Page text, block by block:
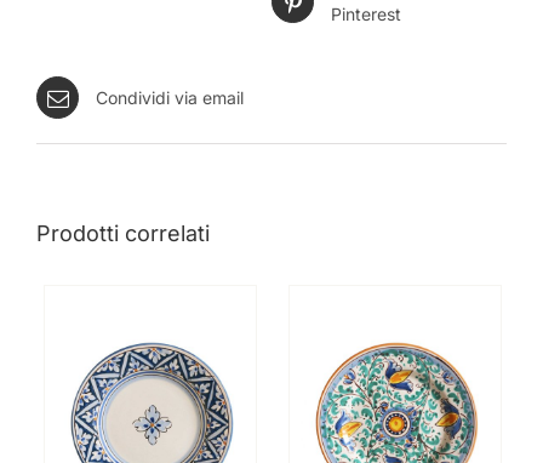
Pinterest
Condividi via email
Prodotti correlati